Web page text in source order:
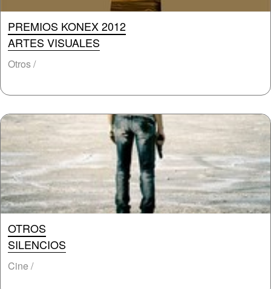
PREMIOS KONEX 2012
ARTES VISUALES
Otros /
OTROS
SILENCIOS
Cine /